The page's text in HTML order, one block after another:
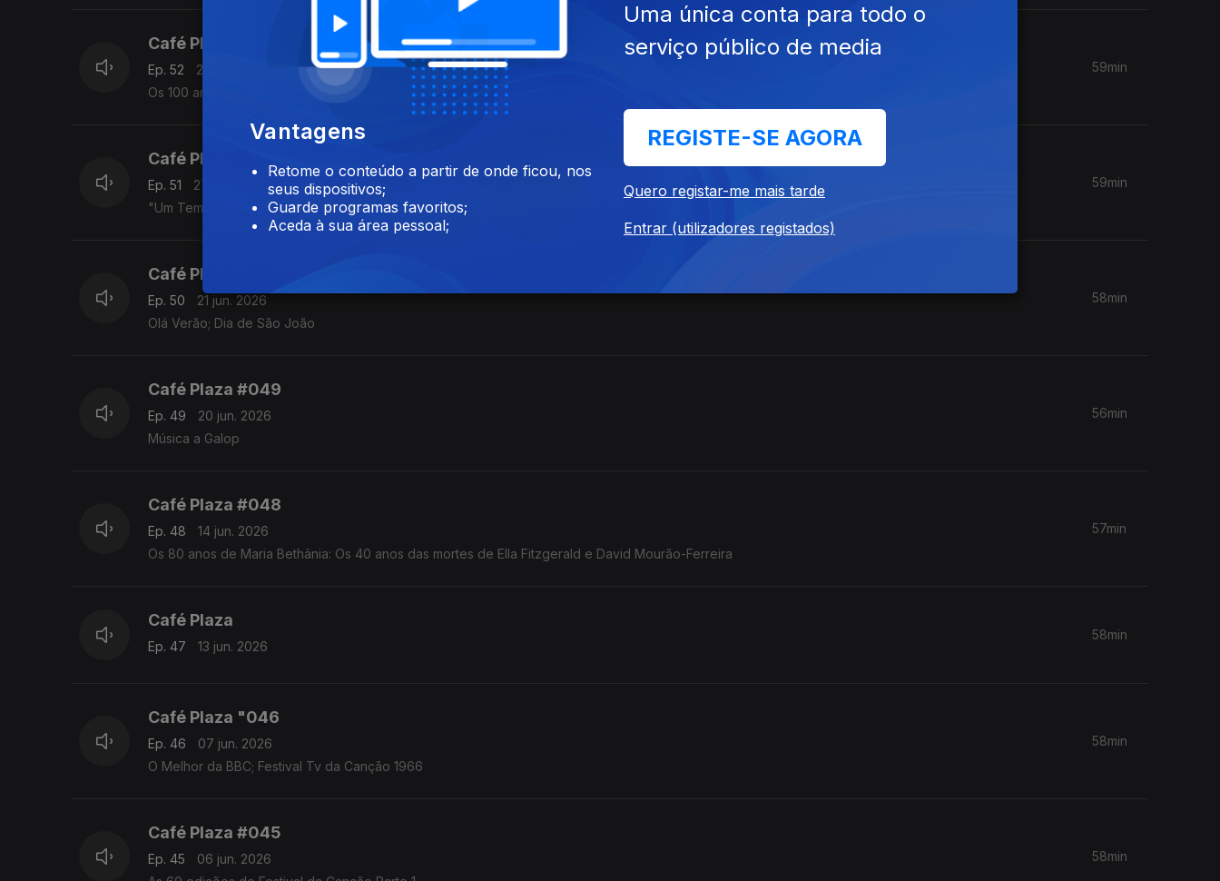
Café Plaza #052
Ep. 52
28 jun. 2026
Os 100 anos de Mel Brooks e os 10 do "Café Plaza",
59min
Café Plaza #051
Ep. 51
27 jun. 2026
"Um Tema e as Suas Variações": Summertime,
59min
Café Plaza #051
Ep. 50
21 jun. 2026
Olá Verão; Dia de São João
58min
Café Plaza #049
Ep. 49
20 jun. 2026
Música a Galop
56min
Café Plaza #048
Ep. 48
14 jun. 2026
Os 80 anos de Maria Bethânia: Os 40 anos das mortes de Ella Fitzgerald e David Mourão-Ferreira
57min
Café Plaza
Ep. 47 13 jun. 2026
58min
Café Plaza "046
Ep. 46
07 jun. 2026
O Melhor da BBC; Festival Tv da Canção 1966
58min
Café Plaza #045
Ep. 45
06 jun. 2026
58min
Vantagens
Retome o conteúdo a partir de onde ficou, nos
seus dispositivos;
Guarde programas favoritos;
Aceda à sua área pessoal;
Uma única conta para todo o
serviço público de media
REGISTE-SE AGORA
Quero registar-me mais tarde
Entrar (utilizadores registados)